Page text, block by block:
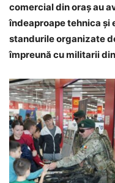
comercial din oraș au
îndeaproape tehnica și
standurile organizate
împreună cu militarii